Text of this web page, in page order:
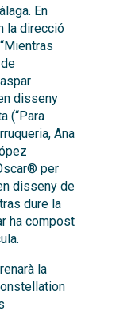
En
la direcció
disseny
(“Para
Ana
per
disseny de
dure la
ha compost
la